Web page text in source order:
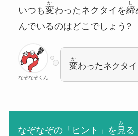
いつも変
か
わったネクタイを締
し
んでいるのはどこでしょう?
なぞなぞくん
変
か
わったネクタイ
なぞなぞの「ヒント」を 見
み
る